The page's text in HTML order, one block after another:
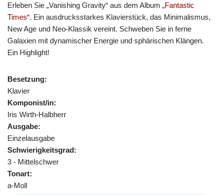
Erleben Sie „Vanishing Gravity“ aus dem Album „Fantastic
Times“. Ein ausdrucksstarkes Klavierstück, das Minimalismus,
New Age und Neo-Klassik vereint. Schweben Sie in ferne
Galaxien mit dynamischer Energie und sphärischen Klängen.
Ein Highlight!
Besetzung:
Klavier
Komponist/in:
Iris Wirth-Halbherr
Ausgabe:
Einzelausgabe
Schwierigkeitsgrad:
3 - Mittelschwer
Tonart:
a-Moll